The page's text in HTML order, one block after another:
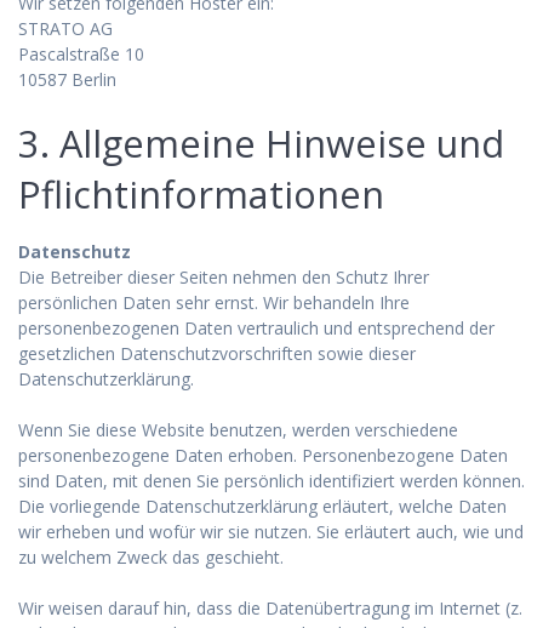
STRATO AG
Pascalstraße 10
10587 Berlin
3. Allgemeine Hinweise und
Pflichtinformationen
Datenschutz
Die Betreiber dieser Seiten nehmen den Schutz Ihrer
persönlichen Daten sehr ernst. Wir behandeln Ihre
personenbezogenen Daten vertraulich und entsprechend der
gesetzlichen Datenschutzvorschriften sowie dieser
Datenschutzerklärung.
Wenn Sie diese Website benutzen, werden verschiedene
personenbezogene Daten erhoben. Personenbezogene Daten
sind Daten, mit denen Sie persönlich identifiziert werden können.
Die vorliegende Datenschutzerklärung erläutert, welche Daten
wir erheben und wofür wir sie nutzen. Sie erläutert auch, wie und
zu welchem Zweck das geschieht.
Wir weisen darauf hin, dass die Datenübertragung im Internet (z.